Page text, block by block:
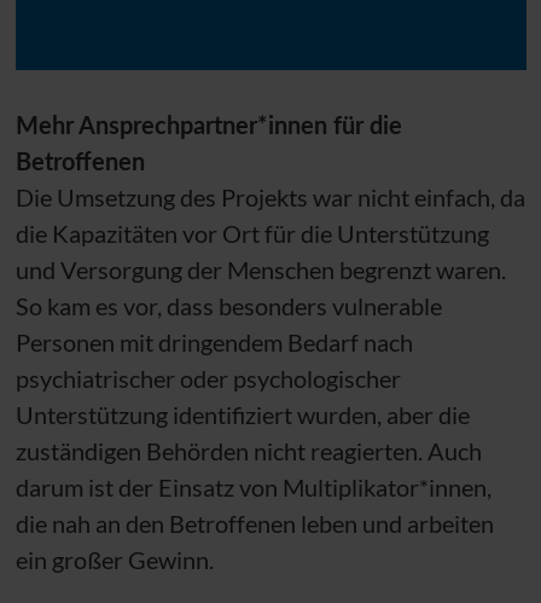
Mehr Ansprechpartner*innen für die
Betroffenen
Die Umsetzung des Projekts war nicht einfach, da
die Kapazitäten vor Ort für die Unterstützung
und Versorgung der Menschen begrenzt waren.
So kam es vor, dass besonders vulnerable
Personen mit dringendem Bedarf nach
psychiatrischer oder psychologischer
Unterstützung identifiziert wurden, aber die
zuständigen Behörden nicht reagierten. Auch
darum ist der Einsatz von Multiplikator*innen,
die nah an den Betroffenen leben und arbeiten
ein großer Gewinn.